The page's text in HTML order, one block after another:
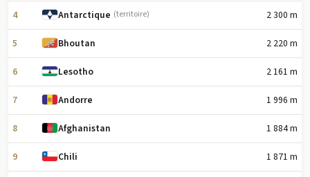
4 Antarctique (territoire) 2 300 m
5 Bhoutan 2 220 m
6 Lesotho 2 161 m
7 Andorre 1 996 m
8 Afghanistan 1 884 m
9 Chili 1 871 m